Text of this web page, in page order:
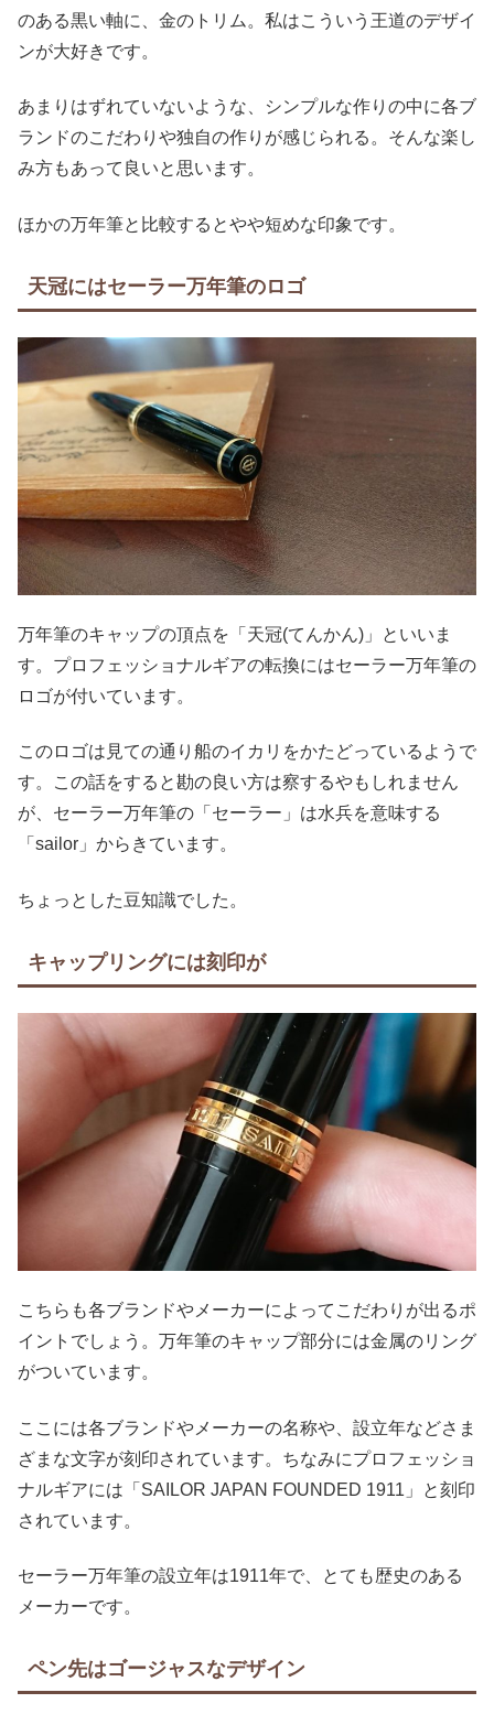
のある黒い軸に、金のトリム。私はこういう王道のデザイ
ンが大好きです。
あまりはずれていないような、シンプルな作りの中に各ブ
ランドのこだわりや独自の作りが感じられる。そんな楽し
み方もあって良いと思います。
ほかの万年筆と比較するとやや短めな印象です。
天冠にはセーラー万年筆のロゴ
万年筆のキャップの頂点を「天冠(てんかん)」といいま
す。プロフェッショナルギアの転換にはセーラー万年筆の
ロゴが付いています。
このロゴは見ての通り船のイカリをかたどっているようで
す。この話をすると勘の良い方は察するやもしれません
が、セーラー万年筆の「セーラー」は水兵を意味する
「sailor」からきています。
ちょっとした豆知識でした。
キャップリングには刻印が
こちらも各ブランドやメーカーによってこだわりが出るポ
イントでしょう。万年筆のキャップ部分には金属のリング
がついています。
ここには各ブランドやメーカーの名称や、設立年などさま
ざまな文字が刻印されています。ちなみにプロフェッショ
ナルギアには「SAILOR JAPAN FOUNDED 1911」と刻印
されています。
セーラー万年筆の設立年は1911年で、とても歴史のある
メーカーです。
ペン先はゴージャスなデザイン